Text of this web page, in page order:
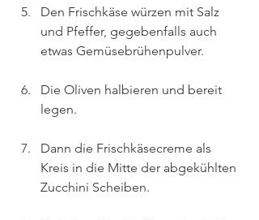
Den Frischkäse würzen mit Salz
und Pfeffer, gegebenfalls auch
etwas Gemüsebrühenpulver.
Die Oliven halbieren und bereit
legen.
Dann die Frischkäsecreme als
Kreis in die Mitte der abgekühlten
Zucchini Scheiben.